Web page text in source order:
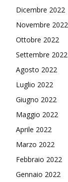
Dicembre 2022
Novembre 2022
Ottobre 2022
Settembre 2022
Agosto 2022
Luglio 2022
Giugno 2022
Maggio 2022
Aprile 2022
Marzo 2022
Febbraio 2022
Gennaio 2022